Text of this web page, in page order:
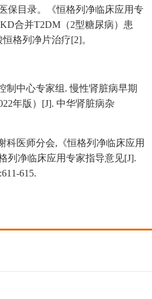
保目录。《恒格列净临床应用专
合并T2DM（2型糖尿病）患
格列净片治疗[2]。
制中心专家组. 慢性肾脏病早期
年版）[J]. 中华肾脏病杂
科医师分会,《恒格列净临床应用
列净临床应用专家指导意见[J].
615.